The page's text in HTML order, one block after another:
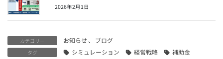
2026年2月1日
カテゴリー お知らせ 、 ブログ
タグ シミュレーション 経営戦略
補助金